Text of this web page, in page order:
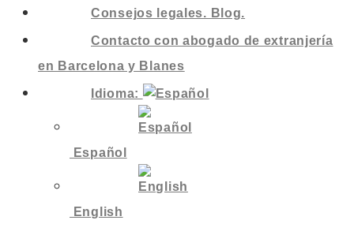
Consejos legales. Blog.
Contacto con abogado de extranjería
en Barcelona y Blanes
Idioma:
Español
English